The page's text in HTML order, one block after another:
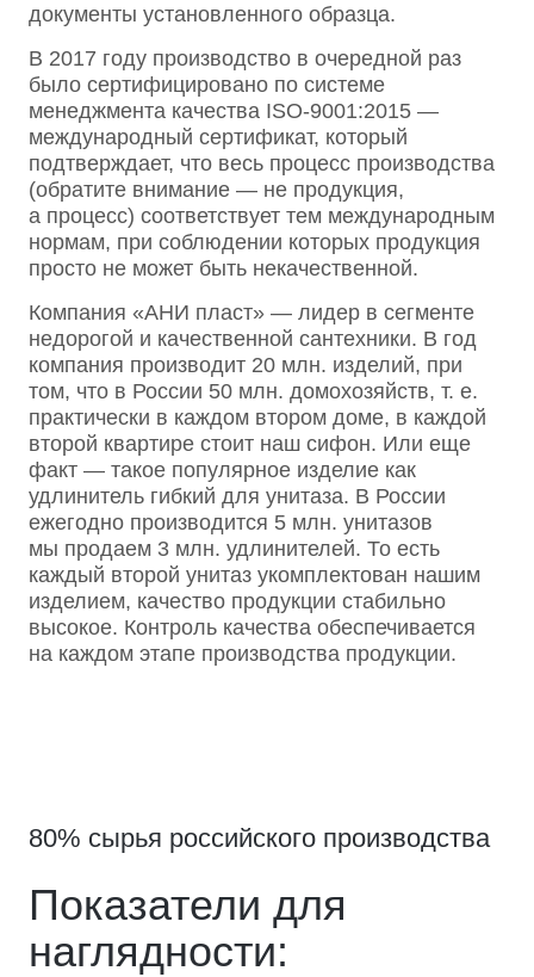
документы установленного образца.
В 2017 году производство в очередной раз
было сертифицировано по системе
менеджмента качества ISO-9001:2015 —
международный сертификат, который
подтверждает, что весь процесс производства
(обратите внимание — не продукция,
а процесс) соответствует тем международным
нормам, при соблюдении которых продукция
просто не может быть некачественной.
Компания «АНИ пласт» — лидер в сегменте
недорогой и качественной сантехники. В год
компания производит 20 млн. изделий, при
том, что в России 50 млн. домохозяйств, т. е.
практически в каждом втором доме, в каждой
второй квартире стоит наш сифон. Или еще
факт — такое популярное изделие как
удлинитель гибкий для унитаза. В России
ежегодно производится 5 млн. унитазов
мы продаем 3 млн. удлинителей. То есть
каждый второй унитаз укомплектован нашим
изделием, качество продукции стабильно
высокое. Контроль качества обеспечивается
на каждом этапе производства продукции.
80% сырья российского производства
Показатели для
наглядности: